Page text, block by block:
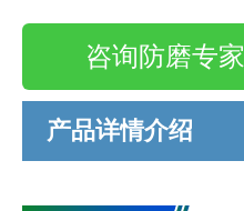
咨询防磨专
产品详情介绍